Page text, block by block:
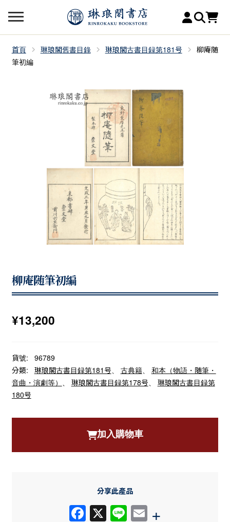
首頁 琳琅閣舊書目錄 琳琅閣古書目録第181号
柳庵随
筆初編
柳庵随筆初編
¥13,200
貨號:
96789
分類:
琳琅閣古書目録第181号 古典籍、 和本（物語・随筆・
音曲・演劇等）
琳琅閣古書目録第178号
琳琅閣古書目録第
180号
加入購物車
分享此產品
F X Li E
+